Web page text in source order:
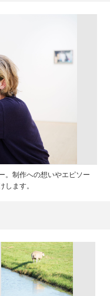
。制作への想いやエピソー
ます。